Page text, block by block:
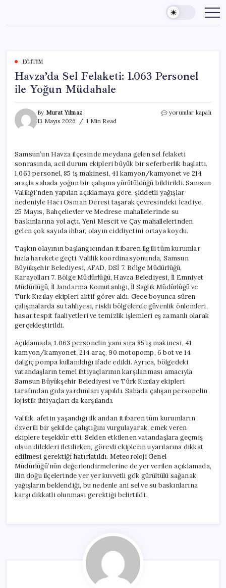
content
EĞITIM
Havza’da Sel Felaketi: 1.063 Personel
ile Yoğun Müdahale
By Murat Yılmaz
13 Mayıs 2026
1 Min Read
Havza’da
ile
Yoğun
Müdahale
için
yorumlar kapalı
Samsun’un Havza ilçesinde meydana gelen sel felaketi
sonrasında, acil durum ekipleri büyük bir seferberlik başlattı.
1.063 personel, 85 iş makinesi, 41 kamyon/kamyonet ve 214
araçla sahada yoğun bir çalışma yürütüldüğü bildirildi. Samsun
Valiliği’nden yapılan açıklamaya göre, şiddetli yağışlar
nedeniyle Hacı Osman Deresi taşarak çevresindeki İcadiye,
25 Mayıs, Bahçelievler ve Medrese mahallelerinde su
baskınlarına yol açtı. Yeni Mescit ve Çay mahallelerinden
gelen çok sayıda ihbar, olayın ciddiyetini ortaya koydu.
Taşkın olayının başlangıcından itibaren ilgili tüm kurumlar
hızla harekete geçti. Valilik koordinasyonunda, Samsun
Büyükşehir Belediyesi, AFAD, DSİ 7. Bölge Müdürlüğü,
Karayolları 7. Bölge Müdürlüğü, Havza Belediyesi, İl Emniyet
Müdürlüğü, İl Jandarma Komutanlığı, İl Sağlık Müdürlüğü ve
Türk Kızılay ekipleri aktif görev aldı. Gece boyunca süren
çalışmalarda su tahliyesi, riskli bölgelerde güvenlik önlemleri,
hasar tespit faaliyetleri ve temizlik işlemleri eş zamanlı olarak
gerçekleştirildi.
Açıklamada, 1.063 personelin yanı sıra 85 iş makinesi, 41
kamyon/kamyonet, 214 araç, 90 motopomp, 6 bot ve 14
dalgıç pompa kullanıldığı ifade edildi. Ayrıca, bölgedeki
vatandaşların temel ihtiyaçlarının karşılanması amacıyla
Samsun Büyükşehir Belediyesi ve Türk Kızılay ekipleri
tarafından gıda yardımları yapıldı. Sahada çalışan personelin
lojistik ihtiyaçları da karşılandı.
Valilik, afetin yaşandığı ilk andan itibaren tüm kurumların
özverili bir şekilde çalıştığını vurgulayarak, emek veren
ekiplere teşekkür etti. Selden etkilenen vatandaşlara geçmiş
olsun dilekleri iletilirken, görevli ekiplerin uyarılarına dikkat
edilmesi gerektiği hatırlatıldı. Meteoroloji Genel
Müdürlüğü’nün değerlendirmelerine de yer verilen açıklamada,
ilin doğu ilçelerinde yer yer kuvvetli gök gürültülü sağanak
yağışların beklendiği, bu nedenle ani sel ve su baskınlarına
karşı dikkatli olunması gerektiği belirtildi.